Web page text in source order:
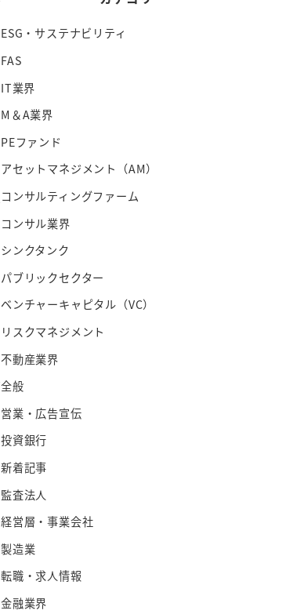
ESG・サステナビリティ
FAS
IT業界
M＆A業界
PEファンド
アセットマネジメント（AM）
コンサルティングファーム
コンサル業界
シンクタンク
パブリックセクター
ベンチャーキャピタル（VC）
リスクマネジメント
不動産業界
全般
営業・広告宣伝
投資銀行
新着記事
監査法人
経営層・事業会社
製造業
転職・求人情報
金融業界